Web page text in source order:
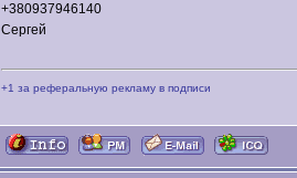
+380937946140
Сергей
+1 за реферальную рекламу в подписи